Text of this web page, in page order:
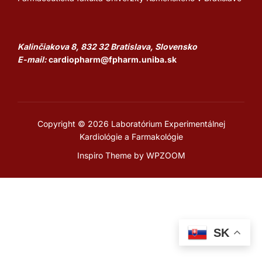
Kalinčiakova 8, 832 32 Bratislava, Slovensko
E-mail:cardiopharm@fpharm.uniba.sk
Copyright © 2026 Laboratórium Experimentálnej
Kardiológie a Farmakológie
Inspiro Themeby WPZOOM
SK